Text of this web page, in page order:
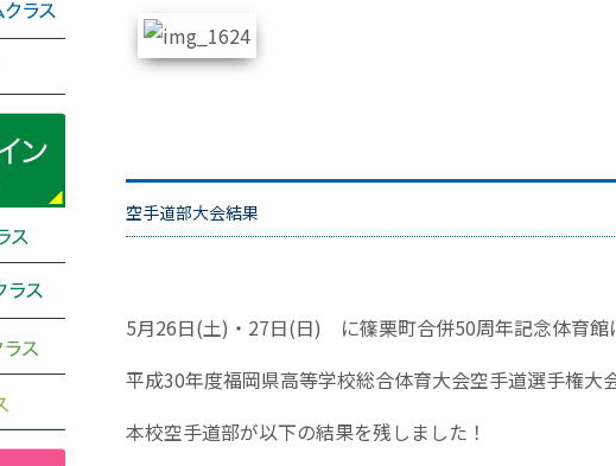
空手道部大会結果
5月26日(土)・27日(日) に篠栗町合併50周年記念体育館
平成30年度福岡県高等学校総合体育大会空手道選手権大
本校空手道部が以下の結果を残しました！